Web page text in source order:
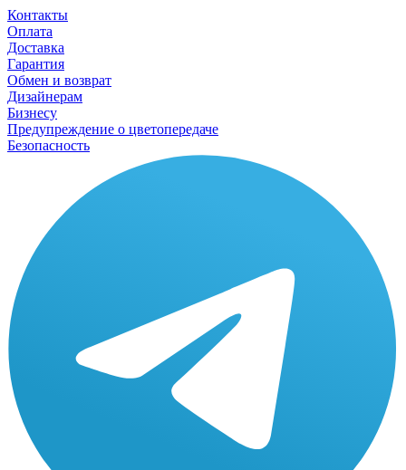
Контакты
Оплата
Доставка
Гарантия
Обмен и возврат
Дизайнерам
Бизнесу
Предупреждение о цветопередаче
Безопасность